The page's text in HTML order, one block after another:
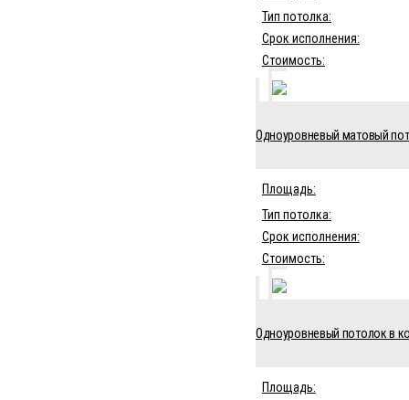
Тип потолка:
Срок исполнения:
Стоимость:
Одноуровневый матовый
Площадь:
Тип потолка:
Срок исполнения:
Стоимость:
Одноуровневый потолок в
Площадь: